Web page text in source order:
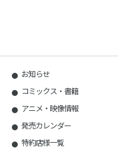
お知らせ
コミックス・書籍
アニメ・映像情報
発売カレンダー
特約店様一覧